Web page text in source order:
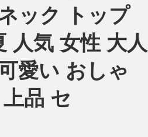
ック トップ
人気 女性 大人
愛い おしゃ
品 セ